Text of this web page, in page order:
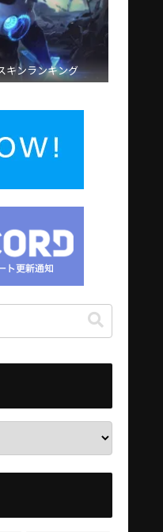
キンランキング